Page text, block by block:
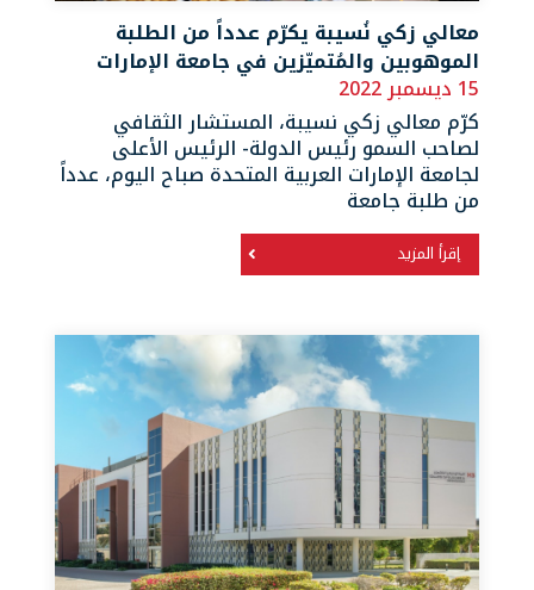
معالي زكي نُسيبة يكرّم عدداً من الطلبة
الموهوبين والمُتميّزين في جامعة الإمارات
15 ديسمبر 2022
كرّم معالي زكي نسيبة، المستشار الثقافي
لصاحب السمو رئيس الدولة- الرئيس الأعلى
لجامعة الإمارات العربية المتحدة صباح اليوم، عدداً
من طلبة جامعة
إقرأ المزيد